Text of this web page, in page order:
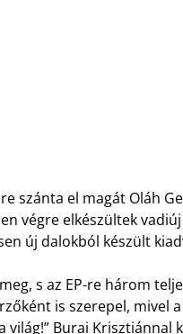
szánta el magát Oláh
végre elkészültek
új dalokból készült
s az EP-re három
is szerepel, mivel a
világ!” Burai Krisztiánnal